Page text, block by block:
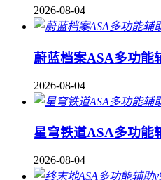
2026-08-04
蔚蓝档案ASA多功能
2026-08-04
星穹铁道ASA多功能
2026-08-04